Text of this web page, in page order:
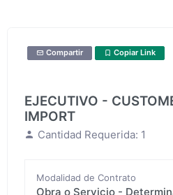
Compartir Copiar Link
EJECUTIVO -
IMPORT
Cantidad Requerida: 1
Modalidad de Contrato
Obra o Servicio -